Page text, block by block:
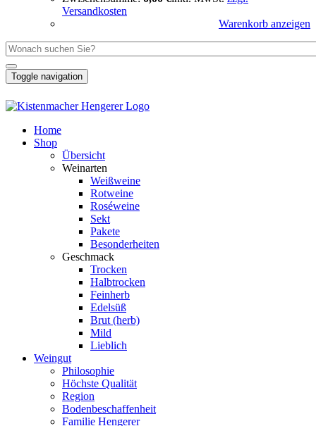
Versandkosten
Warenkorb anzeigen
Toggle navigation
Home
Shop
Übersicht
Weinarten
Weißweine
Rotweine
Roséweine
Sekt
Pakete
Besonderheiten
Geschmack
Trocken
Halbtrocken
Feinherb
Edelsüß
Brut (herb)
Mild
Lieblich
Weingut
Philosophie
Höchste Qualität
Region
Bodenbeschaffenheit
Familie Hengerer